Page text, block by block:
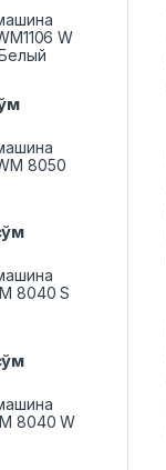
W
8050
8040 S
8040 W